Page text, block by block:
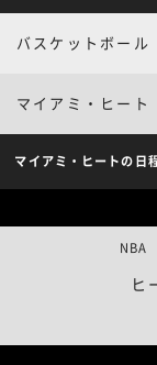
バスケットボール
マイアミ・ヒート
マイアミ・ヒートの日
ヒ
NBA